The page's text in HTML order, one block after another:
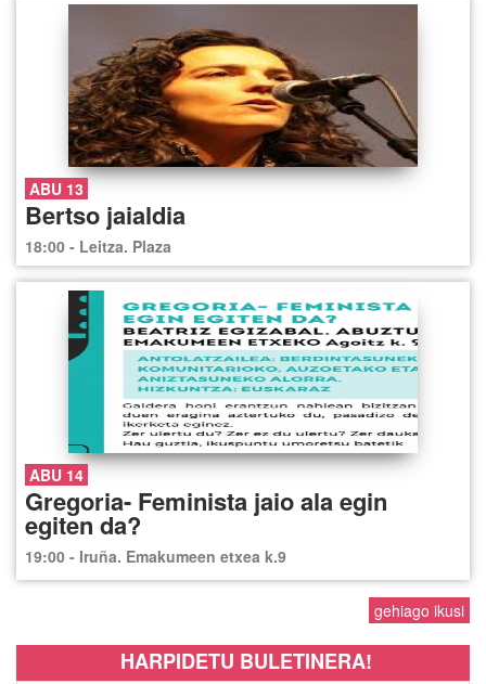
ABU 13
Bertso jaialdia
18:00 - Leitza. Plaza
ABU 14
Gregoria- Feminista jaio ala egin
egiten da?
19:00 - Iruña. Emakumeen etxea k.9
gehiago ikusi
HARPIDETU BULETINERA!